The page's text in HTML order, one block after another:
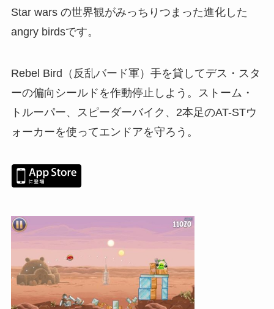
Star wars の世界観がみっちりつまった進化した
angry birdsです。
Rebel Bird（反乱バード軍）手を貸してデス・スタ
ーの偏向シールドを作動停止しよう。ストーム・
トルーパー、スピーダーバイク、2本足のAT-STウ
ォーカーを使ってエンドアを守ろう。